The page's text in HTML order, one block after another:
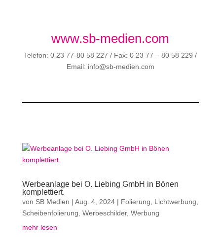
www.sb-medien.com
Telefon: 0 23 77-80 58 227 / Fax: 0 23 77 – 80 58 229 /
Email: info@sb-medien.com
Werbeanlage bei O. Liebing GmbH in Bönen
komplettiert.
von SB Medien | Aug. 4, 2024| Folierung Lichtwerbung
Scheibenfolierung Werbeschilder, Werbung
mehr lesen